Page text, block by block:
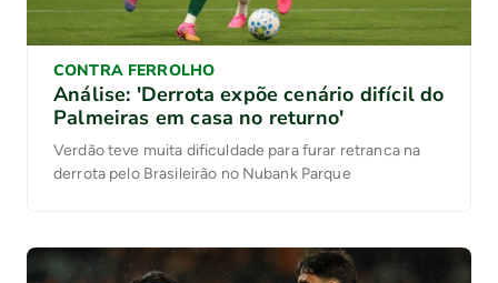
CONTRA FERROLHO
Análise: 'Derrota expõe cenário difícil do
Palmeiras em casa no returno'
Verdão teve muita dificuldade para furar retranca na
derrota pelo Brasileirão no Nubank Parque